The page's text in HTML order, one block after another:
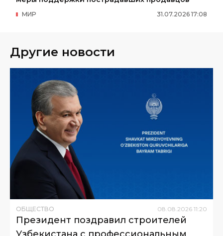
31.07.2026 17:08
МИР
Другие новости
ОБЩЕСТВО 08.08.2026 11:20
Президент поздравил строителей